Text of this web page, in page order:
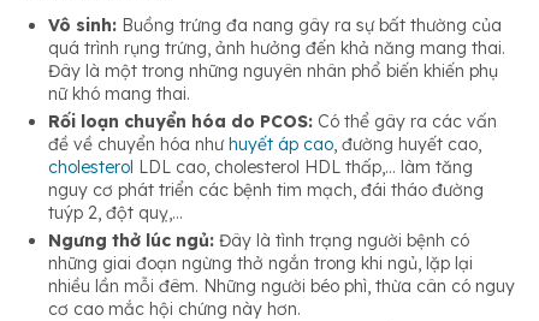
Vô sinh: Buồng trứng đa nang gây ra sự bất thường của
quá trình rụng trứng, ảnh hưởng đến khả năng mang thai.
Đây là một trong những nguyên nhân phổ biến khiến phụ
nữ khó mang thai.
Rối loạn chuyển hóa do PCOS: Có thể gây ra các vấn
đề về chuyển hóa nhưhuyết áp cao, đường huyết cao,
cholesterol LDL cao, cholesterol HDL thấp,… làm tăng
nguy cơ phát triển các bệnh tim mạch, đái tháo đường
tuýp 2, đột quỵ,…
Ngưng thở lúc ngủ: Đây là tình trạng người bệnh có
những giai đoạn ngừng thở ngắn trong khi ngủ, lặp lại
nhiều lần mỗi đêm. Những người béo phì, thừa cân có nguy
cơ cao mắc hội chứng này hơn.